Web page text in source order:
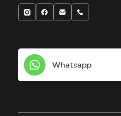
Whatsapp